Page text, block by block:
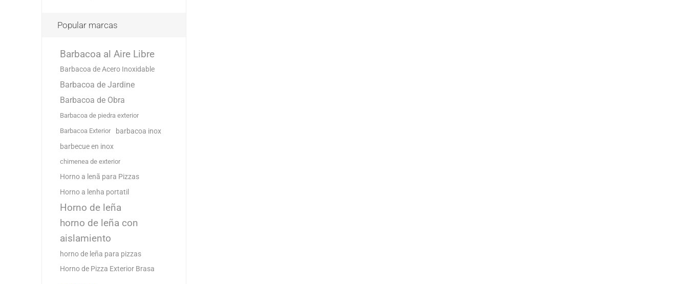
Popular marcas
Barbacoa al Aire Libre
Barbacoa de Acero Inoxidable
Barbacoa de Jardine
Barbacoa de Obra
Barbacoa de piedra exterior
Barbacoa Exterior
barbacoa inox
barbecue en inox
chimenea de exterior
Horno a lenã para Pizzas
Horno a lenha portatil
Horno de leña
horno de leña con
aislamiento
horno de leña para pizzas
Horno de Pizza Exterior Brasa